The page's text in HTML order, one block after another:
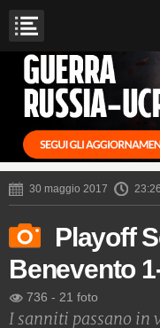
30 maggio 2017 23:26
Playoff
Benevento
736 - 21 foto
I sanniti passano in